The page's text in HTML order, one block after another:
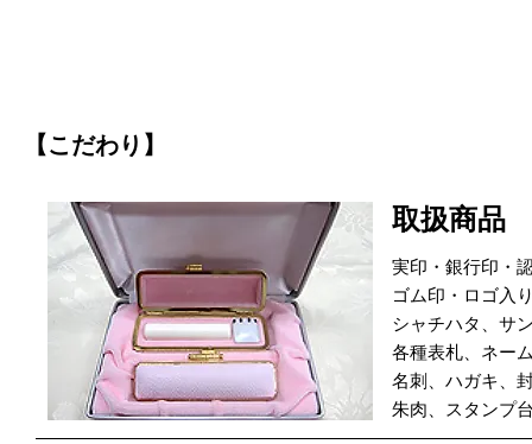
【こだわり】
取扱商品
実印・銀行印・
ゴム印・ロゴ入
シャチハタ、サ
各種表札、ネー
名刺、ハガキ、
朱肉、スタンプ